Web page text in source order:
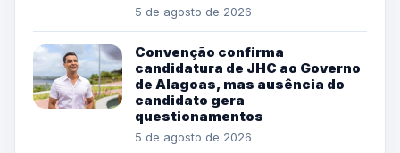
5 de agosto de 2026
Convenção confirma
candidatura de JHC ao Governo
de Alagoas, mas ausência do
candidato gera
questionamentos
5 de agosto de 2026